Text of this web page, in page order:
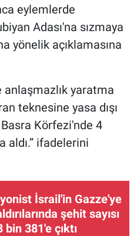
eylemlerde
Adası'na sızmaya
yönelik açıklamasına
anlaşmazlık yaratma
teknesine yasa dışı
Körfezi'nde 4
aldı.” ifadelerini
İsrail'in Gazze'ye
şehit sayısı
bin 381'e çıktı